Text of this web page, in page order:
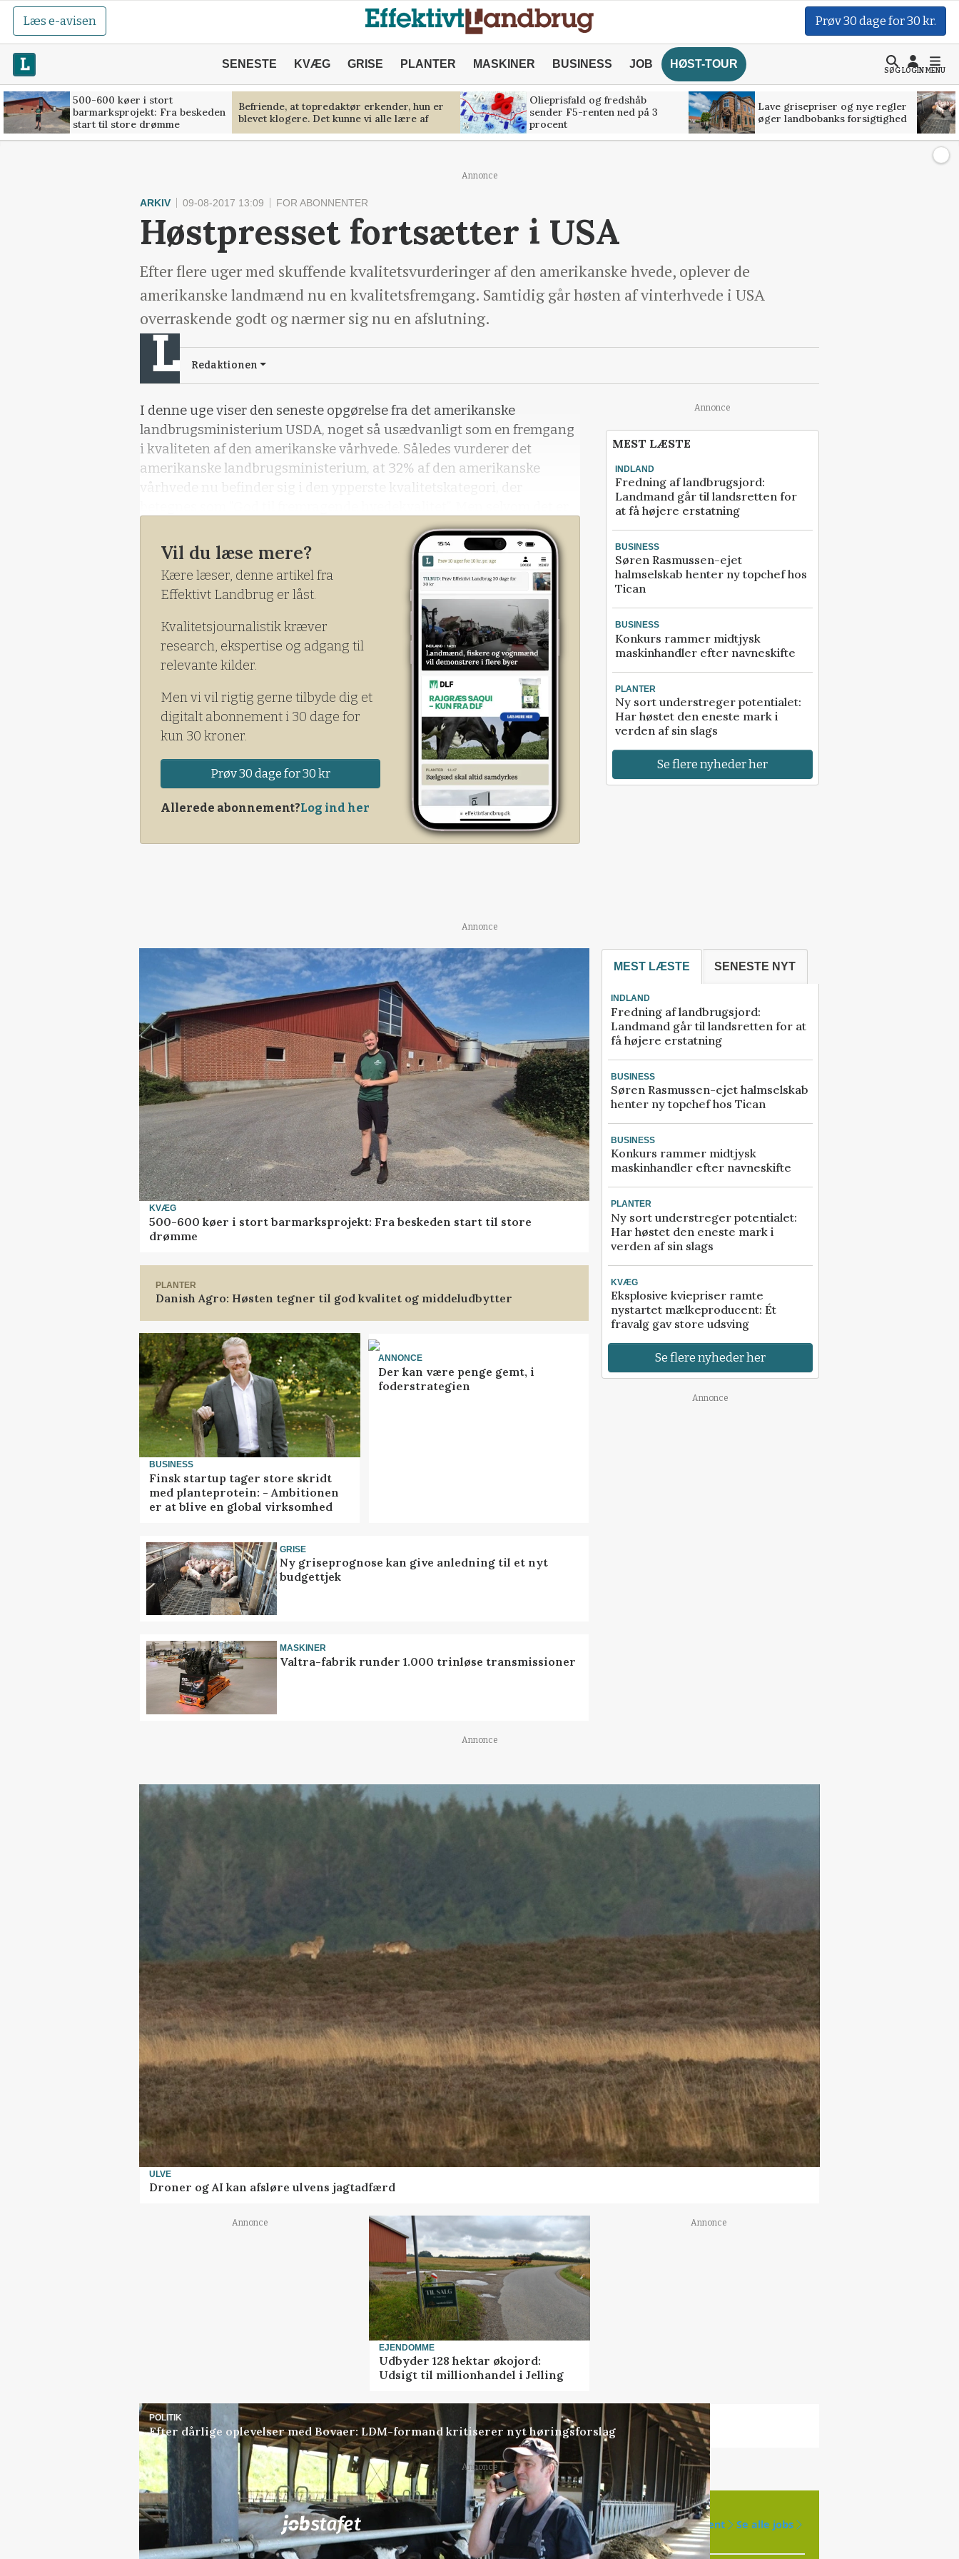
Læs e-avisen Prøv 30 dage for 30 kr.
SENESTE KVÆG GRISE PLANTER MASKINER BUSINESS JOB HØST-TOUR
SØGLOGINMENU
500-600 køer i stort
barmarksprojekt: Fra beskeden
start til store drømme
Befriende, at topredaktør erkender, hun er
blevet klogere. Det kunne vi alle lære af
Olieprisfald og fredshåb
sender F5-renten ned på 3
procent
Lave grisepriser og nye regler
øger landbobanks forsigtighed
Annonce
ARKIV 09-08-2017 13:09 FOR ABONNENTER
Høstpresset fortsætter i USA
Efter flere uger med skuffende kvalitetsvurderinger af den amerikanske hvede, oplever de
amerikanske landmænd nu en kvalitetsfremgang. Samtidig går høsten af vinterhvede i USA
overraskende godt og nærmer sig nu en afslutning.
Redaktionen
I denne uge viser den seneste opgørelse fra det amerikanske
landbrugsministerium USDA, noget så usædvanligt som en fremgang
i kvaliteten af den amerikanske vårhvede. Således vurderer det
amerikanske landbrugsministerium, at 32% af den amerikanske
vårhvede nu befinder sig i den ypperste kvalitetskategori, der
en lille fremgang i forhold til de 31%, der fik dette kvalitetsstempel for
en uge siden og bedre end de 31% der var forventet i markedet, så er
det altså stadig langt under de 72%, der fik det bedste kvalitetsstempel
for præcis et år siden.
Vil du læse mere?
Kære læser, denne artikel fra
Effektivt Landbrug er låst.
Kvalitetsjournalistik kræver
research, ekspertise og adgang til
relevante kilder.
Men vi vil rigtig gerne tilbyde dig et
digitalt abonnement i 30 dage for
kun 30 kroner.
Prøv 30 dage for 30 kr
Allerede abonnement?Log ind her
Annonce
MEST LÆSTE
INDLAND
Fredning af landbrugsjord:
Landmand går til landsretten for
at få højere erstatning
BUSINESS
Søren Rasmussen-ejet
halmselskab henter ny topchef hos
Tican
BUSINESS
Konkurs rammer midtjysk
maskinhandler efter navneskifte
PLANTER
Ny sort understreger potentialet:
Har høstet den eneste mark i
verden af sin slags
Se flere nyheder her
Annonce
KVÆG
500-600 køer i stort barmarksprojekt: Fra beskeden start til store
drømme
PLANTER
Danish Agro: Høsten tegner til god kvalitet og middeludbytter
BUSINESS
Finsk startup tager store skridt
med planteprotein: - Ambitionen
er at blive en global virksomhed
ANNONCE
Der kan være penge gemt, i
foderstrategien
GRISE
Ny griseprognose kan give anledning til et nyt
budgettjek
MASKINER
Valtra-fabrik runder 1.000 trinløse transmissioner
MEST LÆSTE SENESTE NYT
INDLAND
Fredning af landbrugsjord:
Landmand går til landsretten for at
få højere erstatning
BUSINESS
Søren Rasmussen-ejet halmselskab
henter ny topchef hos Tican
BUSINESS
Konkurs rammer midtjysk
maskinhandler efter navneskifte
PLANTER
Ny sort understreger potentialet:
Har høstet den eneste mark i
verden af sin slags
KVÆG
Eksplosive kviepriser ramte
nystartet mælkeproducent: Ét
fravalg gav store udsving
Se flere nyheder her
Annonce
Annonce
ULVE
Droner og AI kan afsløre ulvens jagtadfærd
Annonce
EJENDOMME
Udbyder 128 hektar økojord:
Udsigt til millionhandel i Jelling
Annonce
POLITIK
Efter dårlige oplevelser med Bovaer: LDM-formand kritiserer nyt høringsforslag
Annonce
Jobs i samarbejde med 80 ledige stillinger Opret agent Se alle jobs